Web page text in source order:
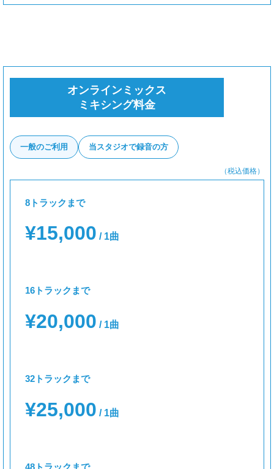
オンラインミックス
ミキシング料金
一般のご利用 当スタジオで録音の方
（税込価格）
8トラックまで
¥15,000 / 1曲
16トラックまで
¥20,000 / 1曲
32トラックまで
¥25,000 / 1曲
48トラックまで